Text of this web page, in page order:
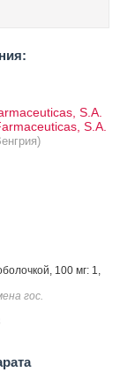
S.A.
S.A.
100 мг: 1,
гос.